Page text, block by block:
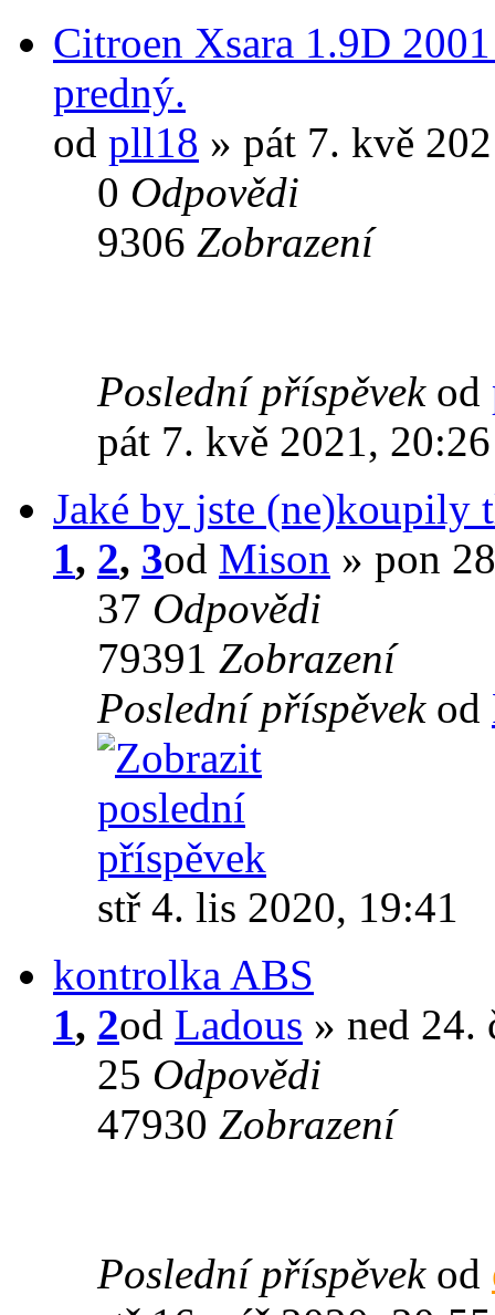
Citroen Xsara 1.9D
predný.
od pll18 » pát 7. kvě
0 Odpovědi
9306 Zobrazení
Poslední příspěvek od
pát 7. kvě 2021, 20:26
Jaké by jste (ne)koupily
1, 2, 3od Mison » pon
37 Odpovědi
79391 Zobrazení
Poslední příspěvek od
stř 4. lis 2020, 19:41
kontrolka ABS
1, 2od Ladous » ned 24.
25 Odpovědi
47930 Zobrazení
Poslední příspěvek od